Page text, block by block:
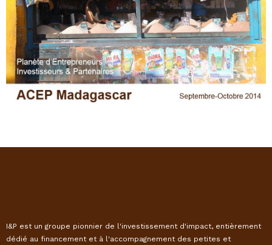
I&P est un groupe pionnier de l'investissement d'impact, entièrement
dédié au financement et à l'accompagnement des petites et